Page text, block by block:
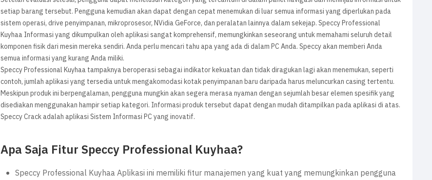
setiap barang tersebut. Pengguna kemudian akan dapat dengan cepat menemukan di luar semua informasi yang diperlukan pada
sistem operasi, drive penyimpanan, mikroprosesor, NVidia GeForce, dan peralatan lainnya dalam sekejap. Speccy Professional
Kuyhaa Informasi yang dikumpulkan oleh aplikasi sangat komprehensif, memungkinkan seseorang untuk memahami seluruh detail
komponen fisik dari mesin mereka sendiri. Anda perlu mencari tahu apa yang ada di dalam PC Anda. Speccy akan memberi Anda
semua informasi yang kurang Anda miliki.
Speccy Professional Kuyhaa tampaknya beroperasi sebagai indikator kekuatan dan tidak diragukan lagi akan menemukan, seperti
contoh, jumlah aplikasi yang tersedia untuk mengakomodasi kotak penyimpanan baru daripada harus meluncurkan casing tertentu.
Meskipun produk ini berpengalaman, pengguna mungkin akan segera merasa nyaman dengan sejumlah besar elemen spesifik yang
disediakan menggunakan hampir setiap kategori. Informasi produk tersebut dapat dengan mudah ditampilkan pada aplikasi di atas.
Speccy Crack adalah aplikasi Sistem Informasi PC yang inovatif.
Apa Saja Fitur Speccy Professional Kuyhaa?
Speccy Professional Kuyhaa Aplikasi ini memiliki fitur manajemen yang kuat yang memungkinkan pengguna